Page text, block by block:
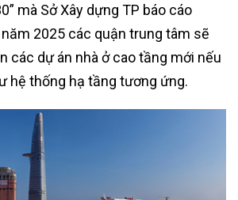
mà Sở Xây dựng TP báo cáo
năm 2025 các quận trung tâm sẽ
các dự án nhà ở cao tầng mới nếu
hệ thống hạ tầng tương ứng.